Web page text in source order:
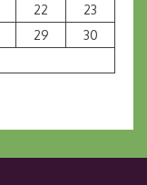
22
23
29
30